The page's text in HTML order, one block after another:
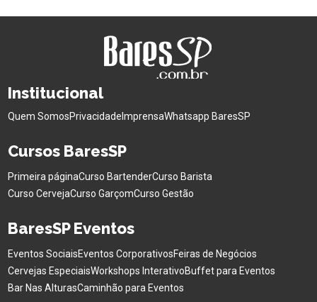
Institucional
Quem SomosPrivacidade ImprensaWhatsapp BaresSP
Cursos BaresSP
Primeira páginaCurso BartenderCurso Barista
Curso CervejaCurso GarçomCurso Gestão
BaresSP Eventos
Eventos SociaisEventos CorporativosFeiras de Negócios
Cervejas EspeciaisWorkshops InterativoBuffet para Eventos
Bar Nas AlturasCaminhão para Eventos